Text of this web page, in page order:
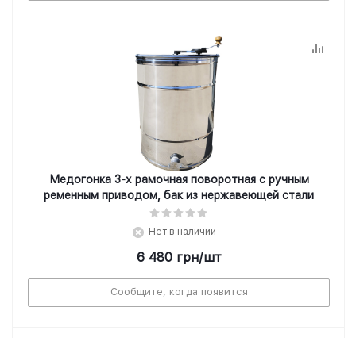
Медогонка 3-х рамочная поворотная с ручным
ременным приводом, бак из нержавеющей стали
Нет в наличии
6 480грн/шт
Сообщите, когда появится